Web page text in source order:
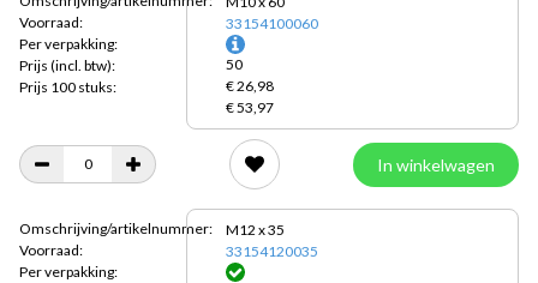
Voorraad:
Per verpakking:
Prijs (incl. btw):
Prijs 100 stuks:
33154100060
50
€ 26,98
€ 53,97
In winkelwagen
Omschrijving/artikelnummer:
Voorraad:
Per verpakking:
M12 x 35
33154120035